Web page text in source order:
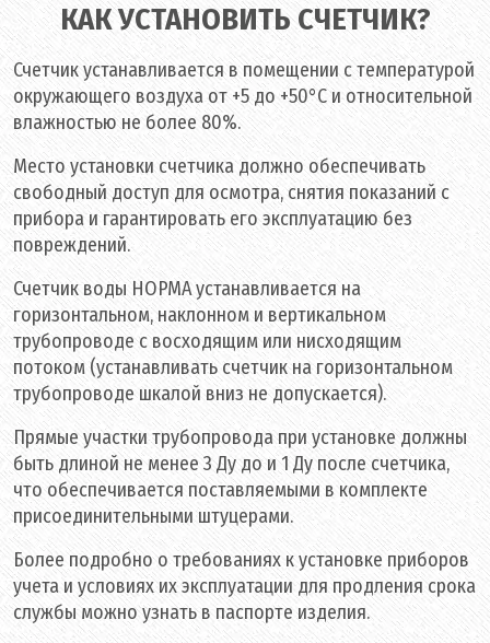
КАК УСТАНОВИТЬ СЧЕТЧИК?
Счетчик устанавливается в помещении с температурой
окружающего воздуха от +5 до +50°С и относительной
влажностью не более 80%.
Место установки счетчика должно обеспечивать
свободный доступ для осмотра, снятия показаний с
прибора и гарантировать его эксплуатацию без
повреждений.
Счетчик воды НОРМА устанавливается на
горизонтальном, наклонном и вертикальном
трубопроводе с восходящим или нисходящим
потоком (устанавливать счетчик на горизонтальном
трубопроводе шкалой вниз не допускается).
Прямые участки трубопровода при установке должны
быть длиной не менее 3 Ду до и 1 Ду после счетчика,
что обеспечивается поставляемыми в комплекте
присоединительными штуцерами.
Более подробно о требованиях к установке приборов
учета и условиях их эксплуатации для продления срока
службы можно узнать в паспорте изделия.